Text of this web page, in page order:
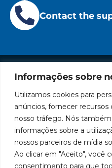
Informações sobre
Utilizamos cookies para
anúncios, fornecer recursos
nosso tráfego. Nós
informações sobre a
nossos parceiros de mídia
Ao clicar em "Aceito", você
consentimento para que
Contact the
Leading
brand
in
the
manufacture
of
lubrication
and
supply
Privacy
Policies
Cookies
Policies
Bozza
Institucional
Bozza
Authorized
Service
Centers
Become a